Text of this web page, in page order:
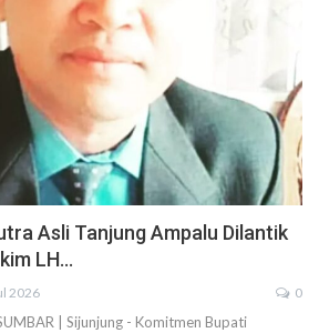
Asli Tanjung Ampalu Dilantik
LH…
2026 0
| Sijunjung - Komitmen Bupati